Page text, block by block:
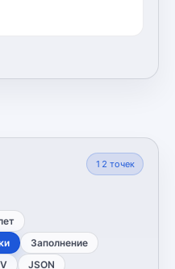
12 точек
Заполнение
JSON